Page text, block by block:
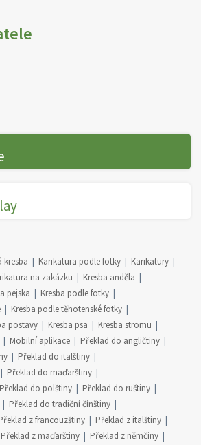
kresba Karikatura podle fotky
Karikatury
na zakázku
Kresba anděla
pejska
Kresba podle fotky
Kresba podle těhotenské fotky
postavy Kresba psa
Kresba stromu
Mobilní aplikace
Překlad do angličtiny
Překlad do italštiny
Překlad do maďarštiny
Překlad do polštiny
Překlad do ruštiny
Překlad do tradiční čínštiny
z francouzštiny
Překlad z italštiny
Překlad z maďarštiny
Překlad z němčiny